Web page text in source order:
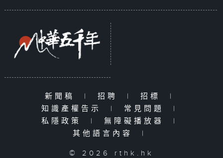
新聞稿 | 招聘 | 招標
|
知識產權告示
| 常見問題
|
私隱政策
| 無障礙播放器
|
其他語言內容
|
© 2026 rthk.hk